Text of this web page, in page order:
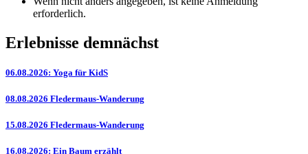
erforderlich.
Erlebnisse demnächst
06.08.2026: Yoga für KidS
08.08.2026 Fledermaus-Wanderung
15.08.2026 Fledermaus-Wanderung
16.08.2026: Ein Baum erzählt